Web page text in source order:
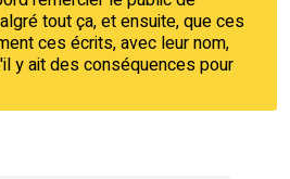
tout ça, et ensuite, que ces
ces écrits, avec leur nom,
y ait des conséquences pour